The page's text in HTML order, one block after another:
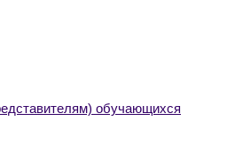
обучающихся